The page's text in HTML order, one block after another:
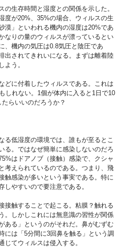
生存時間と湿度との関係を示した。
度が20%、35%の場合、ウィルスの生
漠」といわれる機内の湿度は20%であ
なりの量のウィルスが漂っているとい
、機内の気圧は0.8気圧と陰圧であ
出されてきれいになる。まずは離着陸
よう。
どに付着したウィルスである。これは
しれない。1個が体内に入ると1日で10
らいいのだろうか？
る低湿度の環境では、誰もが至るとこ
る。ではなぜ簡単に感染しないのだろ
はドアノブ（接触）感染で、クシャ
考えられているのである。つまり、飛
触感染が多いという事実である。特に
やすいので要注意である。
接触することで起こる。粘膜？触れる
。しかしこれには無意識の習性が関係
ある」というのがそれだ。鼻がむずむ
には「5分間に3回鼻を触る」という調
てウィルスは侵入する。